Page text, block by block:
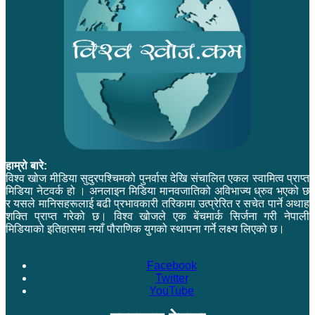
हाम्रो बारे:
विश्व खोज मीडिया सुदुरपश्चिमको पुनर्वास देखि संचालित एकल स्वामित्व प्राप्त
मिडिया नेटवर्क हो । अनलाइन मिडिया मानवजातिको अविभाज्य ध्रुव भएको छ
र यसले मानिसहरूलाई बढी प्रभावकारी तरिकामा उत्प्रेरित र सचेत पार्ने अथाह
शक्ति प्राप्त गरेको छ। विश्व खोजले एक बेंचमार्क सिर्जना गरी नेपाली
मिडियाको इतिहासमा नयाँ पौराणिक युगको स्थापना गर्ने लक्ष्य लिएको छ।
Facebook
Twitter
YouTube